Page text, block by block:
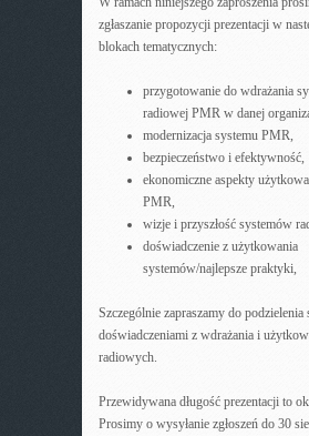
zgłaszanie propozycji prezentacji w
blokach tematycznych:
przygotowanie do wdrażania
radiowej PMR w danej
modernizacja systemu PMR,
bezpieczeństwo i efektywność,
ekonomiczne aspekty
PMR,
wizje i przyszłość systemów
doświadczenie z użytkowania
systemów/najlepsze praktyki,
Szczególnie zapraszamy do
doświadczeniami z wdrażania i
radiowych.
Przewidywana długość prezentacji to
Prosimy o wysyłanie zgłoszeń do 30